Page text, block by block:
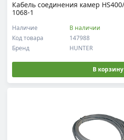
Кабель соединения камер
1068-1
Код товара 147988
Наличие В наличии
Бренд HUNTER
В корзину